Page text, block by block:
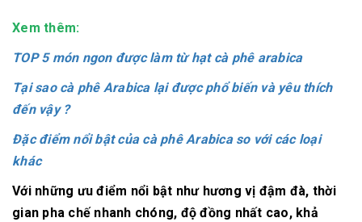
Xem thêm:
TOP 5 món ngon được làm từ hạt cà phê arabica
Tại sao cà phê Arabica lại được phổ biến và yêu thích
đến vậy ?
Đặc điểm nổi bật của cà phê Arabica so với các loại
khác
Với những ưu điểm nổi bật như hương vị đậm đà, thời
gian pha chế nhanh chóng, độ đồng nhất cao, khả